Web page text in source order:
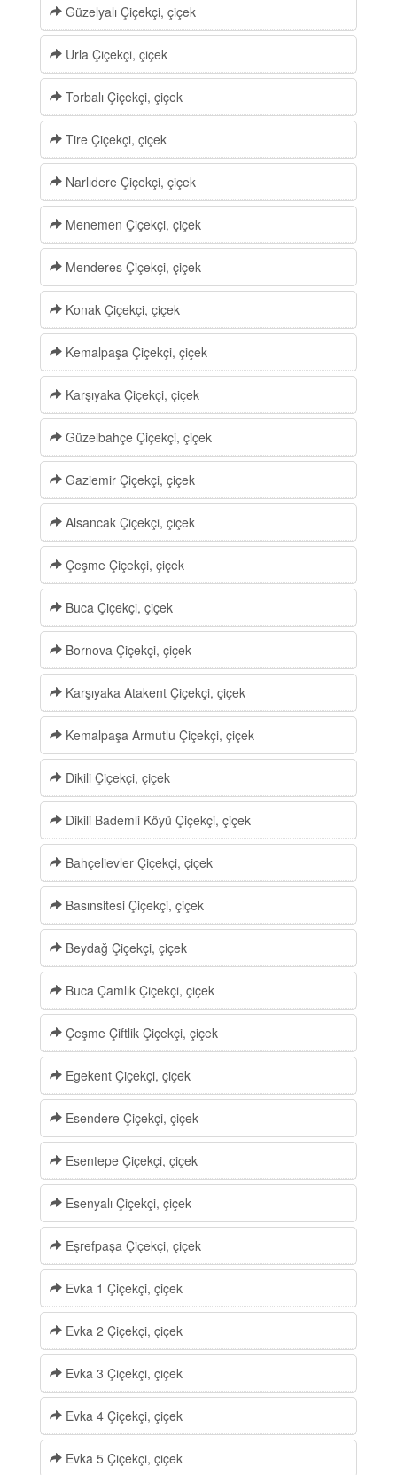
Güzelyalı Çiçekçi, çiçek
Urla Çiçekçi, çiçek
Torbalı Çiçekçi, çiçek
Tire Çiçekçi, çiçek
Narlıdere Çiçekçi, çiçek
Menemen Çiçekçi, çiçek
Menderes Çiçekçi, çiçek
Konak Çiçekçi, çiçek
Kemalpaşa Çiçekçi, çiçek
Karşıyaka Çiçekçi, çiçek
Güzelbahçe Çiçekçi, çiçek
Gaziemir Çiçekçi, çiçek
Alsancak Çiçekçi, çiçek
Çeşme Çiçekçi, çiçek
Buca Çiçekçi, çiçek
Bornova Çiçekçi, çiçek
Karşıyaka Atakent Çiçekçi, çiçek
Kemalpaşa Armutlu Çiçekçi, çiçek
Dikili Çiçekçi, çiçek
Dikili Bademli Köyü Çiçekçi, çiçek
Bahçelievler Çiçekçi, çiçek
Basınsitesi Çiçekçi, çiçek
Beydağ Çiçekçi, çiçek
Buca Çamlık Çiçekçi, çiçek
Çeşme Çiftlik Çiçekçi, çiçek
Egekent Çiçekçi, çiçek
Esendere Çiçekçi, çiçek
Esentepe Çiçekçi, çiçek
Esenyalı Çiçekçi, çiçek
Eşrefpaşa Çiçekçi, çiçek
Evka 1 Çiçekçi, çiçek
Evka 2 Çiçekçi, çiçek
Evka 3 Çiçekçi, çiçek
Evka 4 Çiçekçi, çiçek
Evka 5 Çiçekçi, çiçek